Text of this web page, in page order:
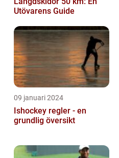
Utövarens Guide
09 januari 2024
Ishockey regler - en
grundlig översikt